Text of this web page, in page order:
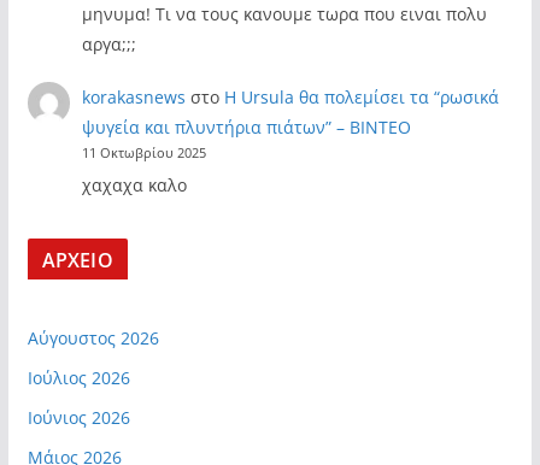
μηνυμα! Τι να τους κανουμε τωρα που ειναι πολυ
αργα;;;
korakasnews στο Η Ursula θα πολεμίσει τα “ρωσικά
ψυγεία και πλυντήρια πιάτων” – ΒΙΝΤΕΟ
11 Οκτωβρίου 2025
χαχαχα καλο
ΑΡΧΕΙΟ
Αύγουστος 2026
Ιούλιος 2026
Ιούνιος 2026
Μάιος 2026